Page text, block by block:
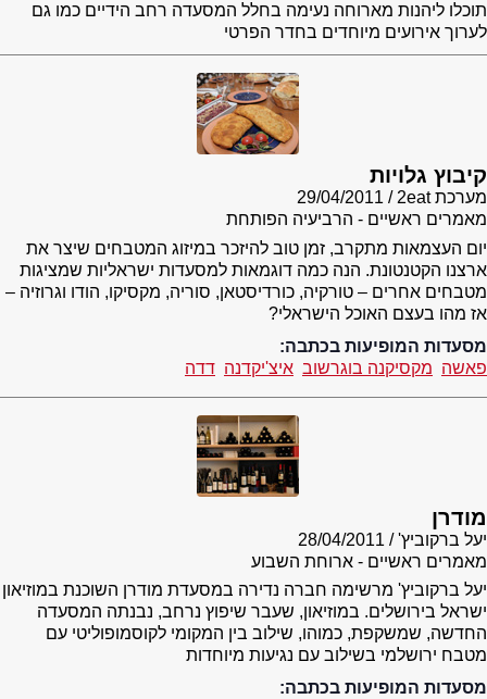
תוכלו ליהנות מארוחה נעימה בחלל המסעדה רחב הידיים כמו גם
לערוך אירועים מיוחדים בחדר הפרטי
קיבוץ גלויות
מערכת 2eat
29/04/2011
מאמרים ראשיים - הרביעיה הפותחת
יום העצמאות מתקרב, זמן טוב להיזכר במיזוג המטבחים שיצר את
ארצנו הקטנטונת. הנה כמה דוגמאות למסעדות ישראליות שמציגות
מטבחים אחרים – טורקיה, כורדיסטאן, סוריה, מקסיקו, הודו וגרוזיה –
אז מהו בעצם האוכל הישראלי?
מסעדות המופיעות בכתבה:
פאשה מקסיקנה בוגרשוב איצ'יקדנה דדה
מודרן
יעל ברקוביץ'
28/04/2011
מאמרים ראשיים - ארוחת השבוע
יעל ברקוביץ' מרשימה חברה נדירה במסעדת מודרן השוכנת במוזיאון
ישראל בירושלים. במוזיאון, שעבר שיפוץ נרחב, נבנתה המסעדה
החדשה, שמשקפת, כמוהו, שילוב בין המקומי לקוסמופוליטי עם
מטבח ירושלמי בשילוב עם נגיעות מיוחדות
מסעדות המופיעות בכתבה: